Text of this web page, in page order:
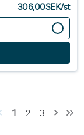
306,00SEK/st
1 2 3